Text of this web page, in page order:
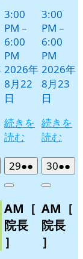
3:00
PM –
6:00
PM
2026年
8月22
日
続きを
読む
3:00
PM –
6:00
PM
2026年
8月23
日
続きを
読む
ベ
)
292026
年
月
29
日
●●
件
イ
ベ
ト)
Close
AM［
院長
］
302026
年
月
30
日
●●
件
イ
Close
AM［
院長
］